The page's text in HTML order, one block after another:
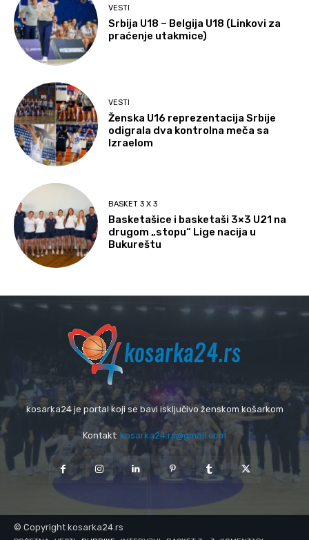
VESTI
Srbija U18 – Belgija U18 (Linkovi za
praćenje utakmice)
VESTI
Ženska U16 reprezentacija Srbije
odigrala dva kontrolna meča sa
Izraelom
BASKET 3 X 3
Basketašice i basketaši 3×3 U21 na
drugom „stopu“ Lige nacija u
Bukureštu
kosarka24 je portal koji se bavi isključivo ženskom košarkom
Kontakt: kosarka24.rs@gmail.com
© Copyright kosarka24.rs